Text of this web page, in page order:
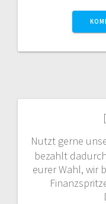
Nutzt gerne
bezahlt
eurer Wahl, wir